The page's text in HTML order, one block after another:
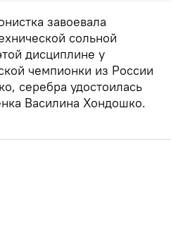
завоевала
сольной
дисциплине у
чемпионки из России
серебра удостоилась
Василина Хондошко.